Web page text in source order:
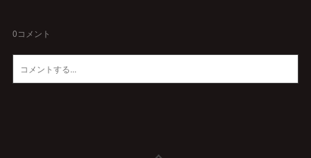
0コメント